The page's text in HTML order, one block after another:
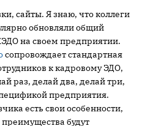
сайты. Я знаю, что коллеги
обновляли общий
на своем предприятии.
сопровождает стандартная
к кадровому ЭДО,
раз, делай два, делай три,
предприятия.
есть свои особенности,
будут